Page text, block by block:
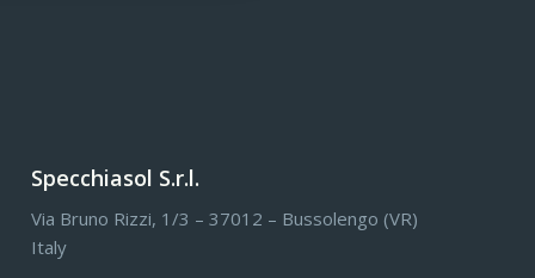
Specchiasol S.r.l.
Via Bruno Rizzi, 1/3 – 37012 – Bussolengo (VR)
Italy